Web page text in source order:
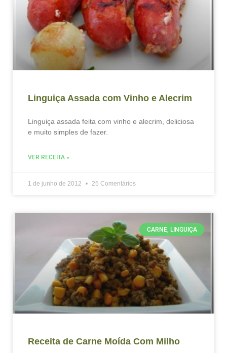
Linguiça Assada com Vinho e Alecrim
Linguiça assada feita com vinho e alecrim, deliciosa
e muito simples de fazer.
VER RECEITA »
1 de junho de 2012 25 Comentários
CARNE, LINGUIÇA
Receita de Carne Moída Com Milho